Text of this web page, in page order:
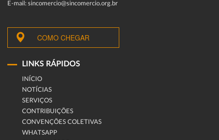
E-mail: sincomercio@sincomercio.org.br
COMO CHEGAR
LINKS RÁPIDOS
INÍCIO
NOTÍCIAS
SERVIÇOS
CONTRIBUIÇÕES
CONVENÇÕES COLETIVAS
WHATSAPP